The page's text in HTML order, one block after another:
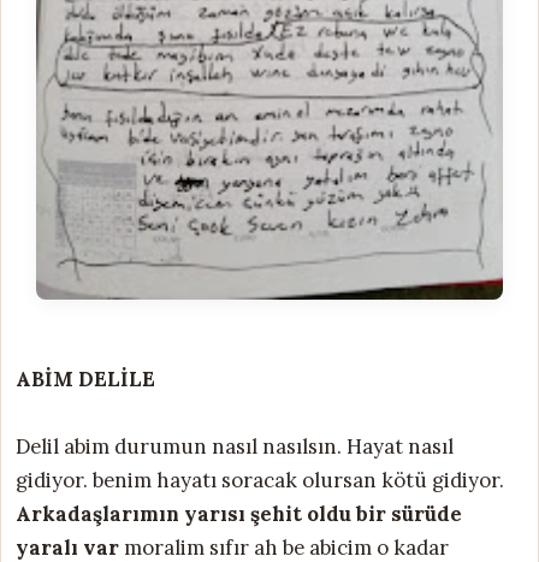
ABİM DELİLE
Delil abim durumun nasıl nasılsın. Hayat nasıl
gidiyor. benim hayatı soracak olursan kötü gidiyor.
Arkadaşlarımın yarısı şehit oldu bir sürüde
yaralı var moralim sıfır ah be abicim o kadar